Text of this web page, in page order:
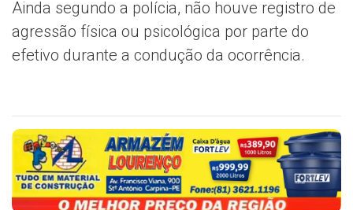
Ainda segundo a polícia, não houve registro de
agressão física ou psicológica por parte do
efetivo durante a condução da ocorrência.